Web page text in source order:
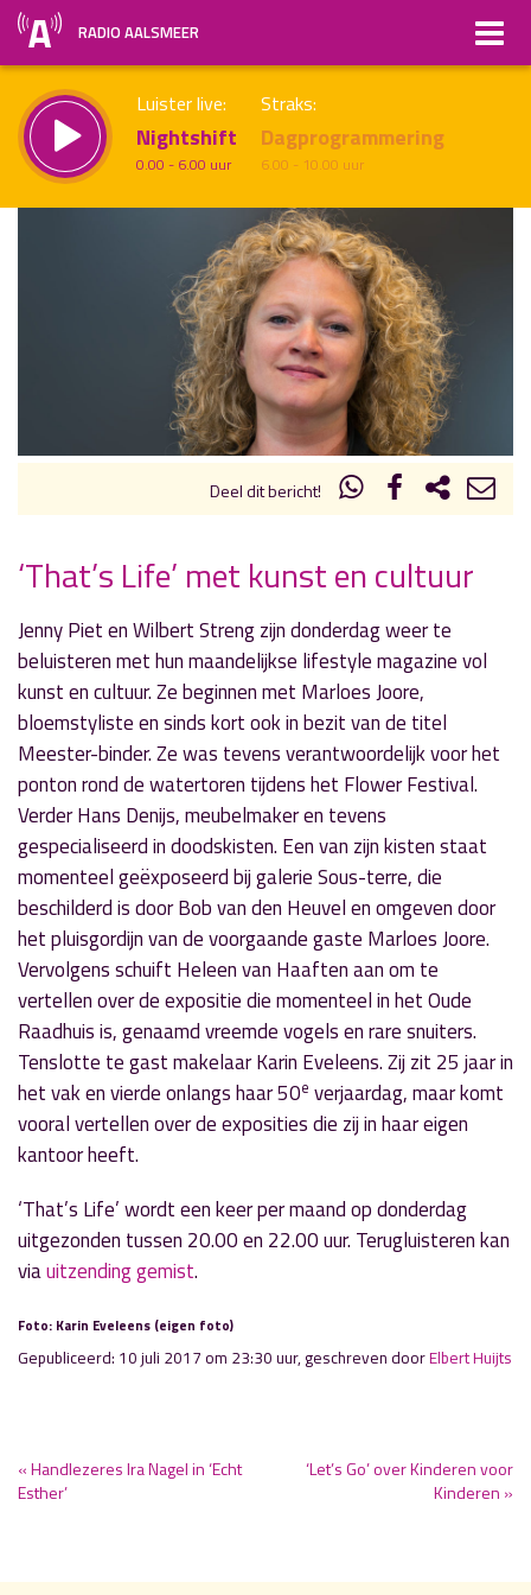
RADIO AALSMEER
Luister live:
Nightshift
0.00 - 6.00 uur
Straks:
Dagprogrammering
6.00 - 10.00 uur
uur 1 van x Volgend uur
Deel dit bericht!
« Vorig nieuwsbericht
Handlezeres Ira Nagel in ‘Echt Esther’
10 juli 2017
» Volgend nieuwsbericht
‘Let’s Go’ over Kinderen voor Kinderen
10 juli 2017
‘That’s Life’ met kunst en cultuur
Jenny Piet en Wilbert Streng zijn donderdag weer te
beluisteren met hun maandelijkse lifestyle magazine vol
kunst en cultuur. Ze beginnen met Marloes Joore,
bloemstyliste en sinds kort ook in bezit van de titel
Meester-binder. Ze was tevens verantwoordelijk voor het
ponton rond de watertoren tijdens het Flower Festival.
Verder Hans Denijs, meubelmaker en tevens
gespecialiseerd in doodskisten. Een van zijn kisten staat
momenteel geëxposeerd bij galerie Sous-terre, die
beschilderd is door Bob van den Heuvel en omgeven door
het pluisgordijn van de voorgaande gaste Marloes Joore.
Vervolgens schuift Heleen van Haaften aan om te
vertellen over de expositie die momenteel in het Oude
Raadhuis is, genaamd vreemde vogels en rare snuiters.
Tenslotte te gast makelaar Karin Eveleens. Zij zit 25 jaar in
het vak en vierde onlangs haar 50e verjaardag, maar komt
vooral vertellen over de exposities die zij in haar eigen
kantoor heeft.
‘That’s Life’ wordt een keer per maand op donderdag
uitgezonden tussen 20.00 en 22.00 uur. Terugluisteren kan
viauitzending gemist.
Foto: Karin Eveleens (eigen foto)
Gepubliceerd: 10 juli 2017 om 23:30 uur, geschreven doorElbert Huijts
« Handlezeres Ira Nagel in ‘Echt
Esther’
‘Let’s Go’ over Kinderen voor
Kinderen »